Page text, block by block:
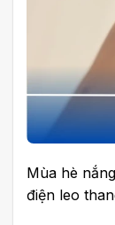
Mùa hè
điện leo